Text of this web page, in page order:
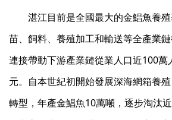
湛江目前是全國最大的金鯧魚養
苗、飼料、養殖加工和輸送等全產業
連接帶動下游產業鏈從業人口近100萬
元。自本世紀初開始發展深海網箱養
轉型，年產金鯧魚10萬噸，逐步淘汰